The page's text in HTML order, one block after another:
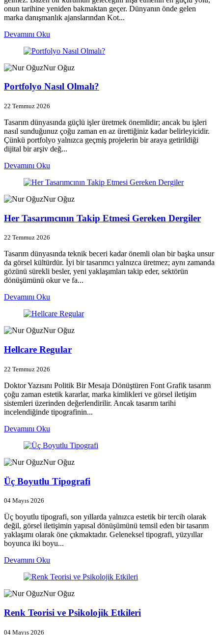
onun tarihine yeniden bakmaktan geçer. Dünyanın önde gelen
marka danışmanlık ajanslarından Kot...
Devamını Oku
Nur Oğuz
Portfolyo Nasıl Olmalı?
22 Temmuz 2026
Tasarım dünyasında güçlü işler üretmek önemlidir; ancak bu işleri
nasıl sunduğunuz çoğu zaman en az ürettiğiniz kadar belirleyicidir.
Çünkü portfolyo yalnızca geçmiş projelerin bir araya getirildiği
dijital bir arşiv değ...
Devamını Oku
Nur Oğuz
Her Tasarımcının Takip Etmesi Gereken Dergiler
22 Temmuz 2026
Tasarım dünyasında teknik beceri kadar önemli olan bir başka unsur
da görsel kültürdür. İyi bir tasarımcı yalnızca üretmez; aynı zamanda
gözünü sürekli besler, yeni yaklaşımları takip eder, sektörün
dönüşümünü okur ve fa...
Devamını Oku
Nur Oğuz
Hellcare Regular
22 Temmuz 2026
Doktor Yazısını Politik Bir Mesaja Dönüştüren Font Grafik tasarım
çoğu zaman estetik kararlar, marka kimlikleri ve görsel iletişim
sistemleri üzerinden değerlendirilir. Ancak tasarım tarihi
incelendiğinde tipografinin...
Devamını Oku
Nur Oğuz
Üç Boyutlu Tipografi
04 Mayıs 2026
Üç boyutlu tipografi, son yıllarda yalnızca estetik bir tercih olarak
değil, görsel iletişimin yapısal dönüşümünü temsil eden bir tasarım
yaklaşımı olarak öne çıkmaktadır. Geleneksel tipografi, yüzyıllar
boyunca iki boyu...
Devamını Oku
Nur Oğuz
Renk Teorisi ve Psikolojik Etkileri
04 Mayıs 2026